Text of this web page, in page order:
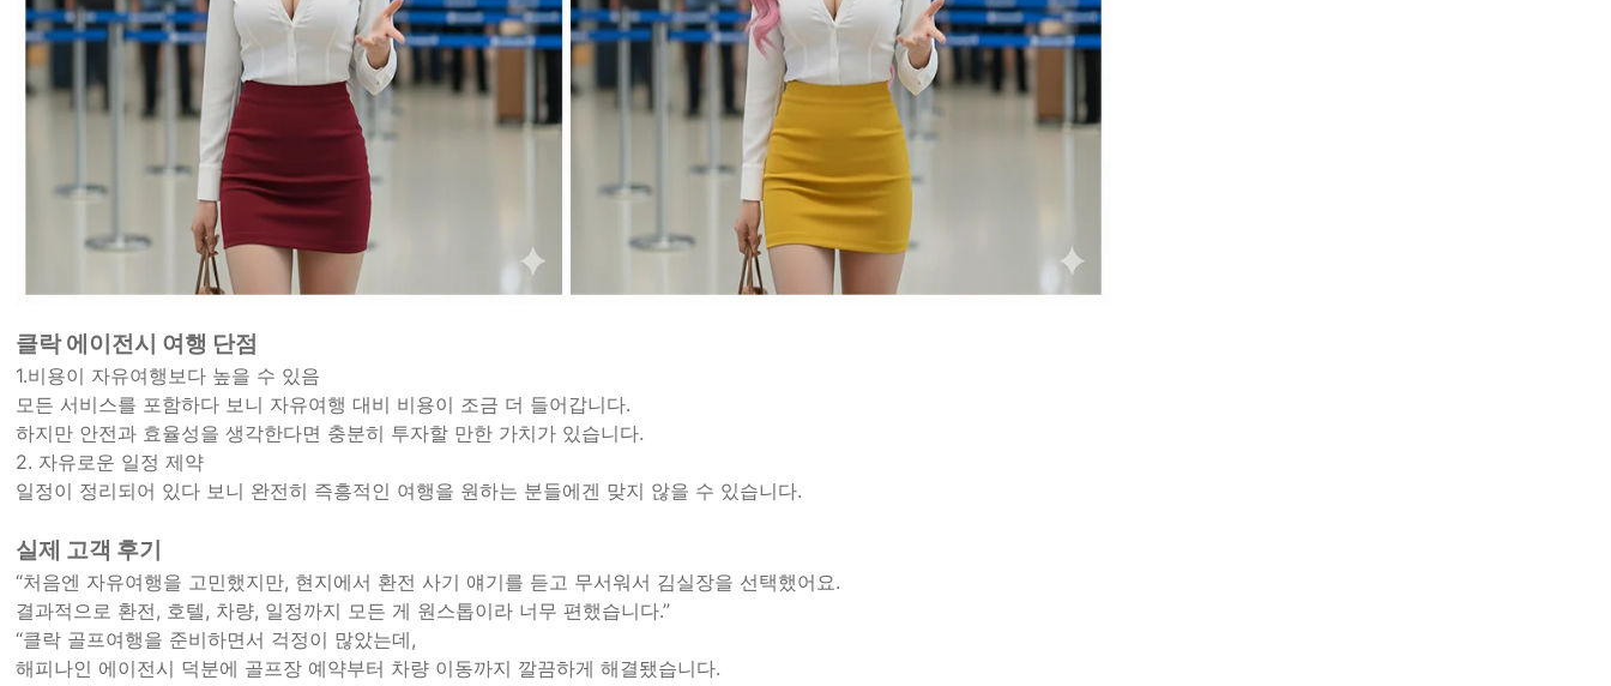
클락 에이전시 여행 단점
1.비용이 자유여행보다 높을 수 있음
모든 서비스를 포함하다 보니 자유여행 대비 비용이 조금 더 들어갑니다.
하지만 안전과 효율성을 생각한다면 충분히 투자할 만한 가치가 있습니다.
2. 자유로운 일정 제약
일정이 정리되어 있다 보니 완전히 즉흥적인 여행을 원하는 분들에겐 맞지 않을 수 있습니다.
실제 고객 후기
“처음엔 자유여행을 고민했지만, 현지에서 환전 사기 얘기를 듣고 무서워서 김실장을 선택했어요.
결과적으로 환전, 호텔, 차량, 일정까지 모든 게 원스톱이라 너무 편했습니다.”
“클락 골프여행을 준비하면서 걱정이 많았는데,
해피나인 에이전시 덕분에 골프장 예약부터 차량 이동까지 깔끔하게 해결됐습니다.